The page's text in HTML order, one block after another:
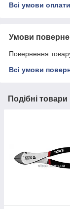
Всі умови оплати
Умови
Повернення
Всі умови
Подібні товари